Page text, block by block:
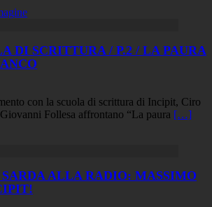
DI SCRITTURA / P.2 / LA PAURA
con la scuola di scrittura di Incipit, Ciro
Follesa affrontano “La paura […]
ALLA RADIO: MASSIMO